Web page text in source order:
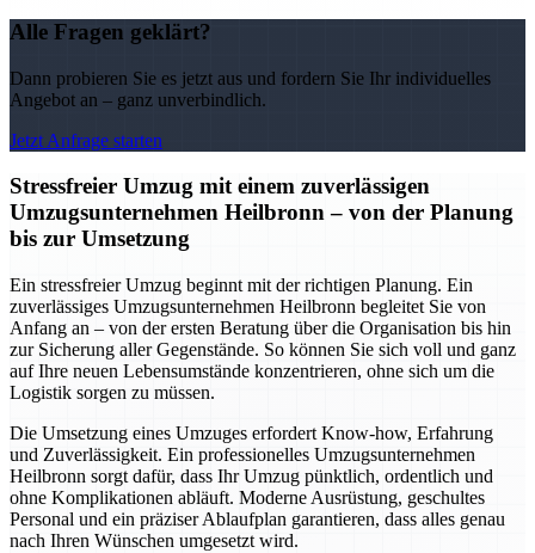
Alle Fragen geklärt?
Dann probieren Sie es jetzt aus und fordern Sie Ihr individuelles
Angebot an – ganz unverbindlich.
Jetzt Anfrage starten
Stressfreier Umzug mit einem zuverlässigen
Umzugsunternehmen Heilbronn – von der Planung
bis zur Umsetzung
Ein stressfreier Umzug beginnt mit der richtigen Planung. Ein
zuverlässiges Umzugsunternehmen Heilbronn begleitet Sie von
Anfang an – von der ersten Beratung über die Organisation bis hin
zur Sicherung aller Gegenstände. So können Sie sich voll und ganz
auf Ihre neuen Lebensumstände konzentrieren, ohne sich um die
Logistik sorgen zu müssen.
Die Umsetzung eines Umzuges erfordert Know-how, Erfahrung
und Zuverlässigkeit. Ein professionelles Umzugsunternehmen
Heilbronn sorgt dafür, dass Ihr Umzug pünktlich, ordentlich und
ohne Komplikationen abläuft. Moderne Ausrüstung, geschultes
Personal und ein präziser Ablaufplan garantieren, dass alles genau
nach Ihren Wünschen umgesetzt wird.